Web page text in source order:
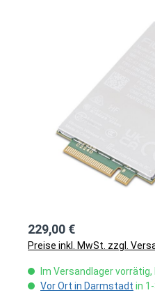
229,00 €
Preise inkl. MwSt. zzgl.
Im Versandlager
Vor Ort in Darmstadt in